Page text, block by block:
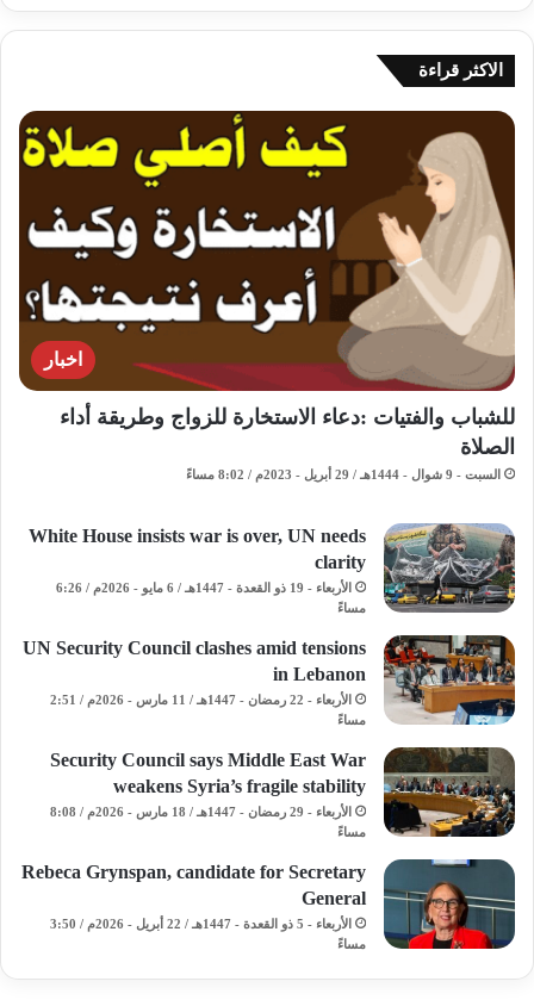
الاكثر قراءة
اخبار
للشباب والفتيات :دعاء الاستخارة للزواج وطريقة أداء
الصلاة
السبت - 9 شوال - 1444هـ / 29 أبريل - 2023م / 8:02 مساءً
White House insists war is over, UN needs
clarity
الأربعاء - 19 ذو القعدة - 1447هـ / 6 مايو - 2026م / 6:26
مساءً
UN Security Council clashes amid tensions
in Lebanon
الأربعاء - 22 رمضان - 1447هـ / 11 مارس - 2026م / 2:51
مساءً
Security Council says Middle East War
weakens Syria’s fragile stability
الأربعاء - 29 رمضان - 1447هـ / 18 مارس - 2026م / 8:08
مساءً
Rebeca Grynspan, candidate for Secretary
General
الأربعاء - 5 ذو القعدة - 1447هـ / 22 أبريل - 2026م / 3:50
مساءً